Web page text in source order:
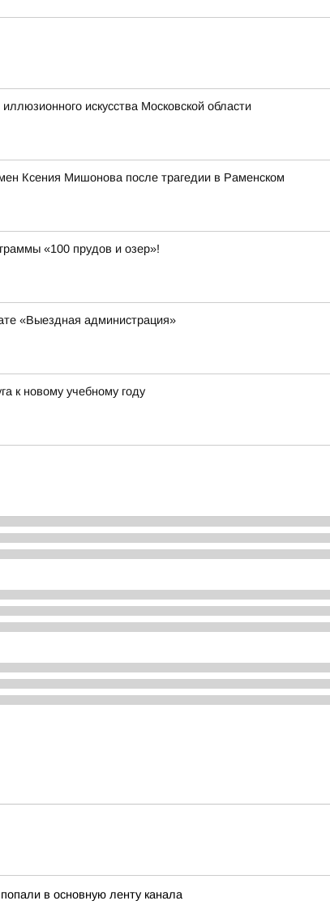
искусства Московской области
Ксения Мишонова после трагедии в Раменском
«100 прудов и озер»!
«Выездная администрация»
к новому учебному году
в основную ленту канала